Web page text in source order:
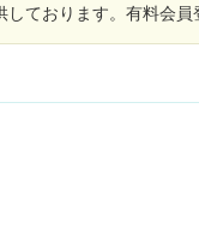
くが４
いう繰
ております。有料会